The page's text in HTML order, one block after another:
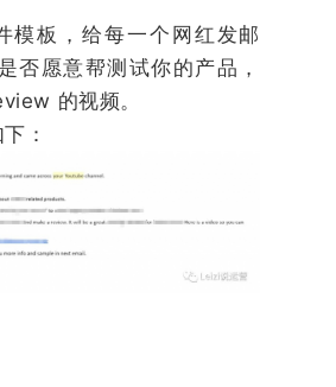
模板，给每一个网红发邮
否愿意帮测试你的产品，
的视频。
：